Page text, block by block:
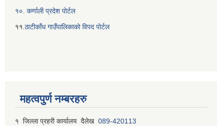
१०. कर्णाली प्रदेश पोर्टल
११.ठाटीकाँध गाउँपालिकाकाे विपद पाेर्टल
महत्वपुर्ण नम्बरहरु
१ जिल्‍ला प्रहरी कार्यालय दैलेख 089-420113